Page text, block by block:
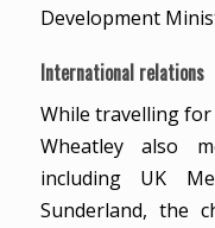
Development
International relations
While travelling for
Wheatley also
including UK
Sunderland, the